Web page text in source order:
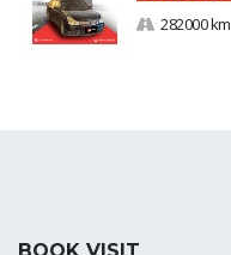
282000 km